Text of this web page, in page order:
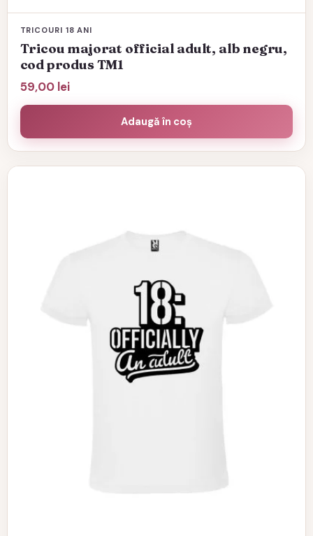
TRICOURI 18 ANI
Tricou majorat official adult, alb negru,
cod produs TM1
59,00 lei
Adaugă în coș
Acest